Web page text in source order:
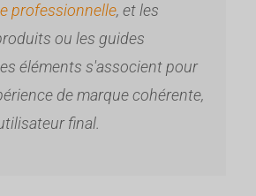
professionnelle, et les
ou les guides
éléments s'associent pour
de marque cohérente,
final.